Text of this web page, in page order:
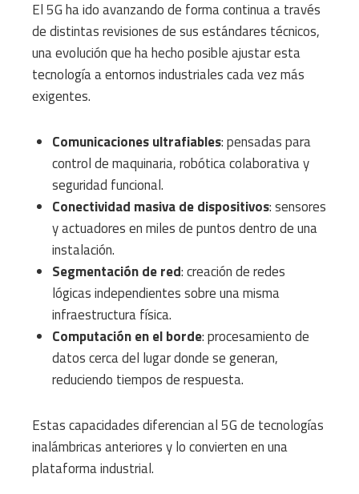
El 5G ha ido avanzando de forma continua a través
de distintas revisiones de sus estándares técnicos,
una evolución que ha hecho posible ajustar esta
tecnología a entornos industriales cada vez más
exigentes.
Comunicaciones ultrafiables: pensadas para
control de maquinaria, robótica colaborativa y
seguridad funcional.
Conectividad masiva de dispositivos: sensores
y actuadores en miles de puntos dentro de una
instalación.
Segmentación de red: creación de redes
lógicas independientes sobre una misma
infraestructura física.
Computación en el borde: procesamiento de
datos cerca del lugar donde se generan,
reduciendo tiempos de respuesta.
Estas capacidades diferencian al 5G de tecnologías
inalámbricas anteriores y lo convierten en una
plataforma industrial.